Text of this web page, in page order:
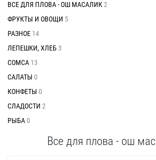
ВСЕ ДЛЯ ПЛОВА - ОШ МАСАЛИК2
ФРУКТЫ И ОВОЩИ 5
РАЗНОЕ 14
ЛЕПЕШКИ, ХЛЕБ 3
СОМСА 13
САЛАТЫ 0
КОНФЕТЫ 0
СЛАДОСТИ 2
РЫБА0
Все для плова - ош